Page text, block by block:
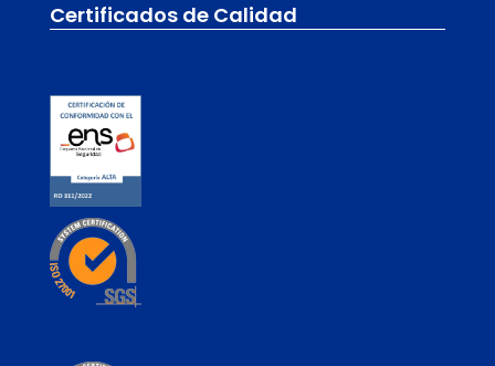
Certificados de Calidad